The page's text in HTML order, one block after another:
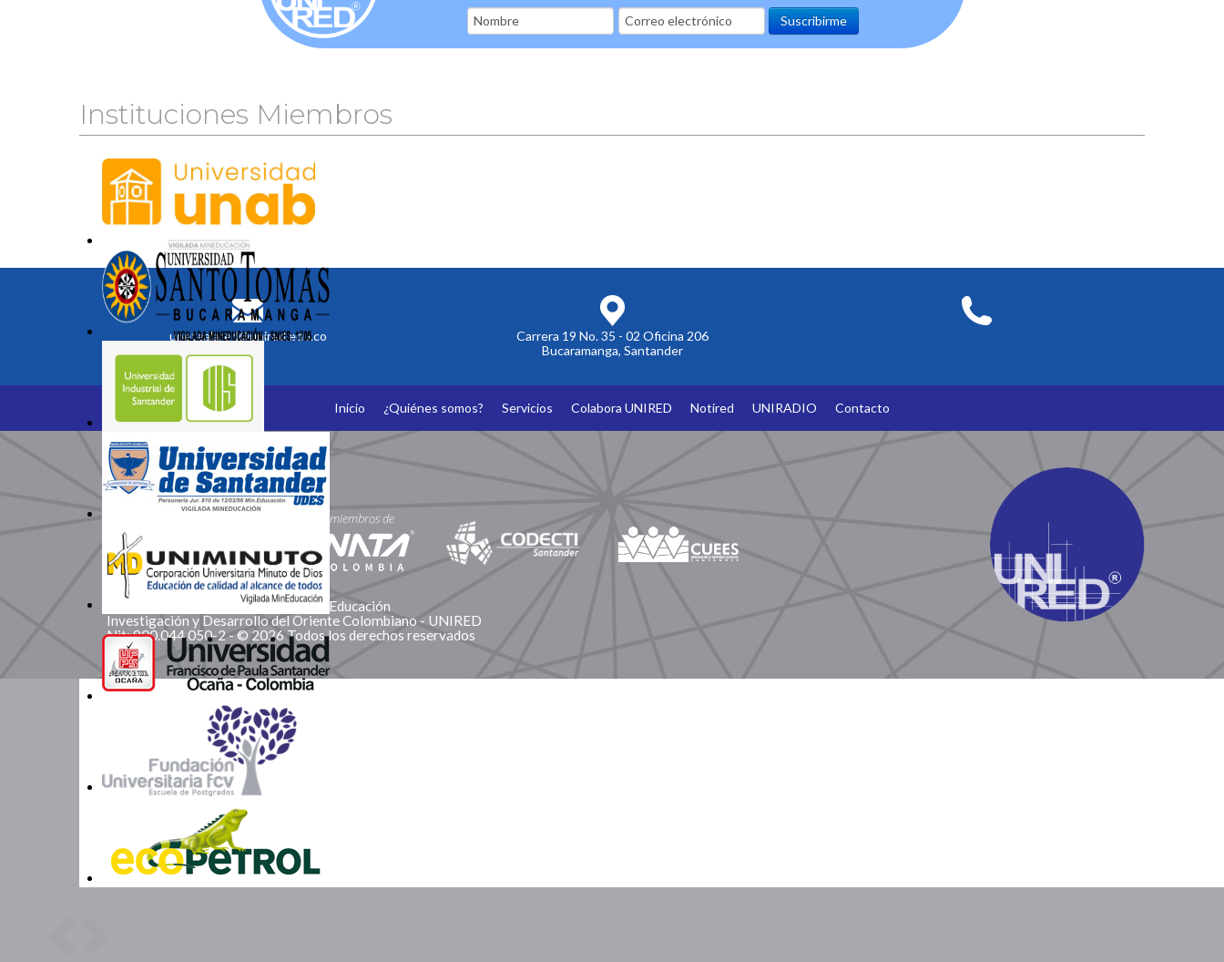
Instituciones Miembros
unetealared@unired.edu.co
Carrera 19 No. 35 - 02 Oficina 206
Bucaramanga, Santander
Inicio ¿Quiénes somos? Servicios Colabora UNIRED Notired UNIRADIO Contacto
Somos Miembros
Corporación Red de Instituciones de Educación
Investigación y Desarrollo del Oriente Colombiano - UNIRED
Nit: 900.044.050-2 - © 2026 Todos los derechos reservados